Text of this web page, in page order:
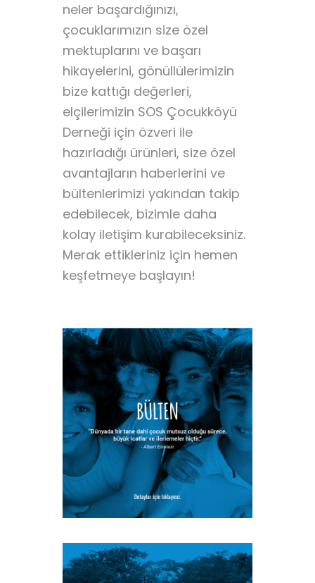
neler başardığınızı,
çocuklarımızın size özel
mektuplarını ve başarı
hikayelerini, gönüllülerimizin
bize kattığı değerleri,
elçilerimizin SOS Çocukköyü
Derneği için özveri ile
hazırladığı ürünleri, size özel
avantajların haberlerini ve
bültenlerimizi yakından takip
edebilecek, bizimle daha
kolay iletişim kurabileceksiniz.
Merak ettikleriniz için hemen
keşfetmeye başlayın!